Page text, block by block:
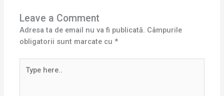
Leave a Comment
Adresa ta de email nu va fi publicată. Câmpurile
obligatorii sunt marcate cu*
here..